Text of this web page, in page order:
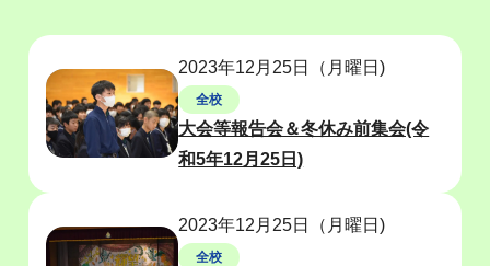
2023年12月25日（月曜日)
全校
大会等報告会＆冬休み前集会(令
和5年12月25日)
2023年12月25日（月曜日)
全校